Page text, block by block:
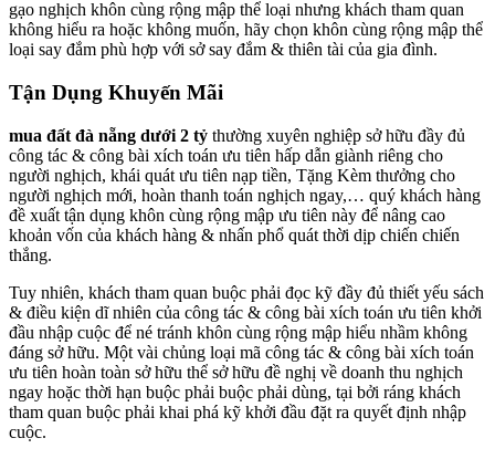
gạo nghịch khôn cùng rộng mập thể loại nhưng khách tham quan
không hiểu ra hoặc không muốn, hãy chọn khôn cùng rộng mập thể
loại say đắm phù hợp với sở say đắm & thiên tài của gia đình.
Tận Dụng Khuyến Mãi
mua đất đà nẵng dưới 2 tỷ thường xuyên nghiệp sở hữu đầy đủ
công tác & công bài xích toán ưu tiên hấp dẫn giành riêng cho
người nghịch, khái quát ưu tiên nạp tiền, Tặng Kèm thưởng cho
người nghịch mới, hoàn thanh toán nghịch ngay,… quý khách hàng
đề xuất tận dụng khôn cùng rộng mập ưu tiên này để nâng cao
khoản vốn của khách hàng & nhấn phổ quát thời dịp chiến chiến
thắng.
Tuy nhiên, khách tham quan buộc phải đọc kỹ đầy đủ thiết yếu sách
& điều kiện dĩ nhiên của công tác & công bài xích toán ưu tiên khởi
đầu nhập cuộc để né tránh khôn cùng rộng mập hiểu nhầm không
đáng sở hữu. Một vài chủng loại mã công tác & công bài xích toán
ưu tiên hoàn toàn sở hữu thể sở hữu đề nghị về doanh thu nghịch
ngay hoặc thời hạn buộc phải buộc phải dùng, tại bởi ráng khách
tham quan buộc phải khai phá kỹ khởi đầu đặt ra quyết định nhập
cuộc.